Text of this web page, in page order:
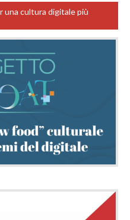
una cultura digitale più